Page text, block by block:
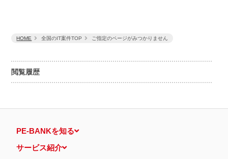
閲覧履歴
HOME 全国のIT案件TOP ご指定のページがみつかりません
PE-BANKを知る
サービス紹介